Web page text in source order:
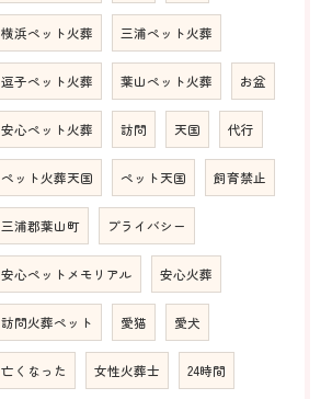
横浜ペット火葬 三浦ペット火葬
逗子ペット火葬 葉山ペット火葬 お盆
安心ペット火葬 訪問 天国 代行
ペット火葬天国 ペット天国 飼育禁止
三浦郡葉山町 プライバシー
安心ペットメモリアル 安心火葬
訪問火葬ペット 愛猫 愛犬
亡くなった 女性火葬士 24時間